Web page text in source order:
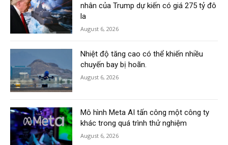
nhân của Trump dự kiến có giá 275 tỷ đô
la
August 6, 2026
Nhiệt độ tăng cao có thể khiến nhiều
chuyến bay bị hoãn.
August 6, 2026
Mô hình Meta AI tấn công một công ty
khác trong quá trình thử nghiệm
August 6, 2026